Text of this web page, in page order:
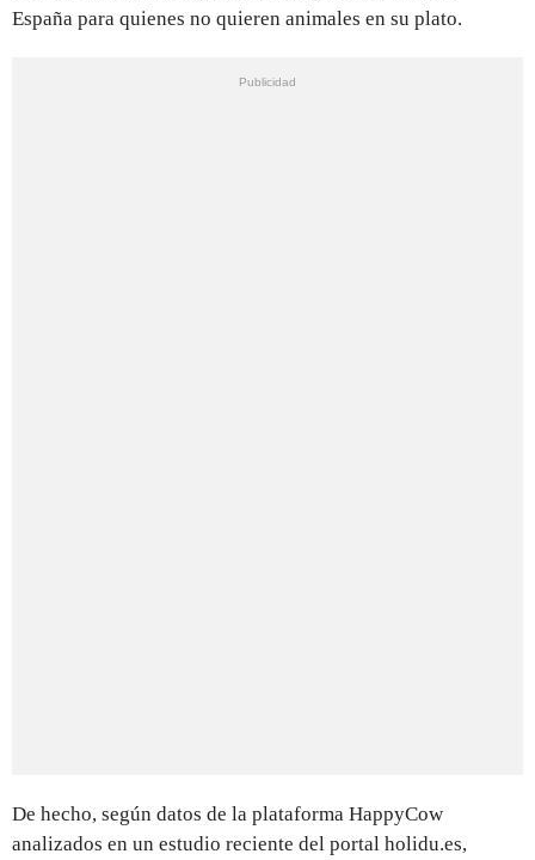
España para quienes no quieren animales en su plato.
De hecho, según datos de la plataforma HappyCow
analizados en un estudio reciente del portal holidu.es,